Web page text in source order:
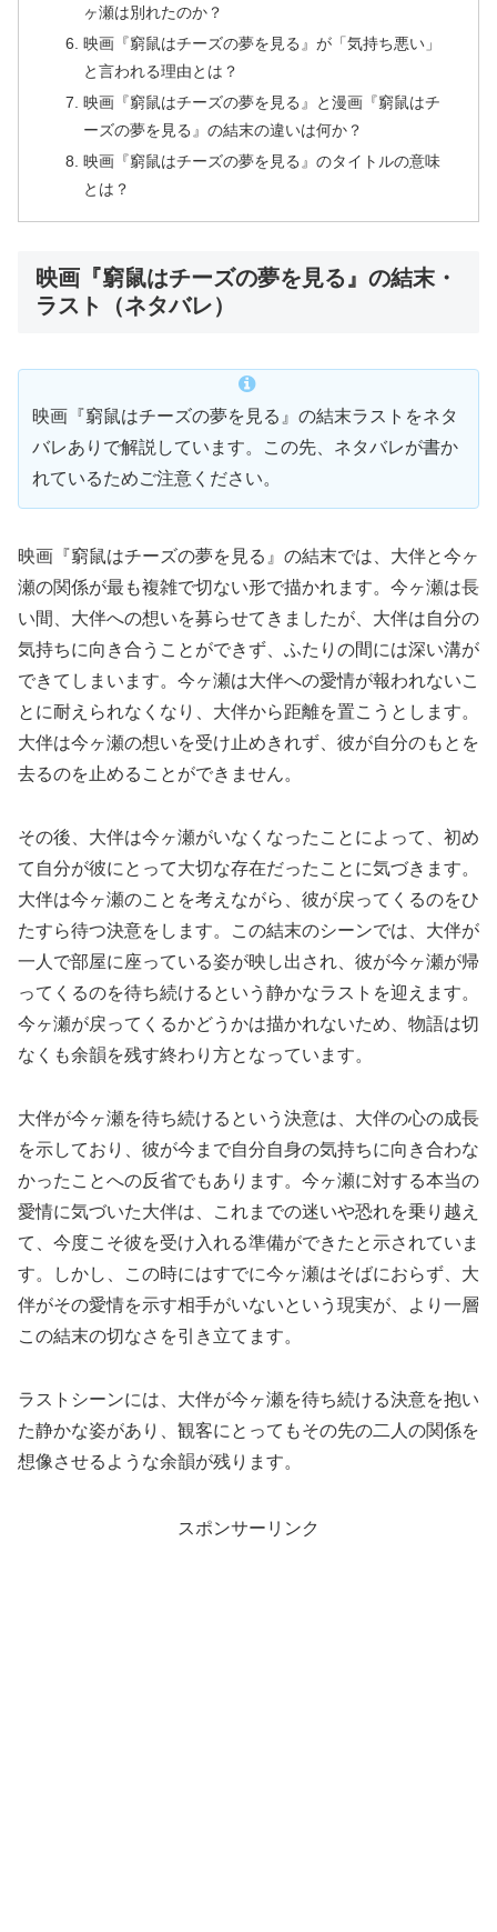
ヶ瀬は別れたのか？
映画『窮鼠はチーズの夢を見る』が「気持ち悪い」
と言われる理由とは？
映画『窮鼠はチーズの夢を見る』と漫画『窮鼠はチ
ーズの夢を見る』の結末の違いは何か？
映画『窮鼠はチーズの夢を見る』のタイトルの意味
とは？
映画『窮鼠はチーズの夢を見る』の結末・
ラスト（ネタバレ）
映画『窮鼠はチーズの夢を見る』の結末ラストをネタ
バレありで解説しています。この先、ネタバレが書か
れているためご注意ください。
映画『窮鼠はチーズの夢を見る』の結末では、大伴と今ヶ
瀬の関係が最も複雑で切ない形で描かれます。今ヶ瀬は長
い間、大伴への想いを募らせてきましたが、大伴は自分の
気持ちに向き合うことができず、ふたりの間には深い溝が
できてしまいます。今ヶ瀬は大伴への愛情が報われないこ
とに耐えられなくなり、大伴から距離を置こうとします。
大伴は今ヶ瀬の想いを受け止めきれず、彼が自分のもとを
去るのを止めることができません。
その後、大伴は今ヶ瀬がいなくなったことによって、初め
て自分が彼にとって大切な存在だったことに気づきます。
大伴は今ヶ瀬のことを考えながら、彼が戻ってくるのをひ
たすら待つ決意をします。この結末のシーンでは、大伴が
一人で部屋に座っている姿が映し出され、彼が今ヶ瀬が帰
ってくるのを待ち続けるという静かなラストを迎えます。
今ヶ瀬が戻ってくるかどうかは描かれないため、物語は切
なくも余韻を残す終わり方となっています。
大伴が今ヶ瀬を待ち続けるという決意は、大伴の心の成長
を示しており、彼が今まで自分自身の気持ちに向き合わな
かったことへの反省でもあります。今ヶ瀬に対する本当の
愛情に気づいた大伴は、これまでの迷いや恐れを乗り越え
て、今度こそ彼を受け入れる準備ができたと示されていま
す。しかし、この時にはすでに今ヶ瀬はそばにおらず、大
伴がその愛情を示す相手がいないという現実が、より一層
この結末の切なさを引き立てます。
ラストシーンには、大伴が今ヶ瀬を待ち続ける決意を抱い
た静かな姿があり、観客にとってもその先の二人の関係を
想像させるような余韻が残ります。
スポンサーリンク